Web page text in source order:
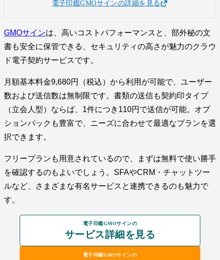
電子印鑑GMOサインの詳細を見る
GMOサインは、高いコストパフォーマンスと、部外秘の文
書も安全に保管できる、セキュリティの高さが魅力のクラウ
ド電子契約サービスです。
月額基本料金9,680円（税込）から利用が可能で、ユーザー
数および送信数は無制限です。書類の送信も契約印タイプ
（立会人型）ならば、1件につき110円で送信が可能。オプ
ションパックも豊富で、ニーズに合わせて最適なプランを選
択できます。
フリープランも用意されているので、まずは無料で使い勝手
を確認するのもよいでしょう。SFAやCRM・チャットツー
ルなど、さまざまな有名サービスと連携できるのも魅力で
す。
電子印鑑GMOサインの
サービス詳細を見る
電子印鑑GMOサインの